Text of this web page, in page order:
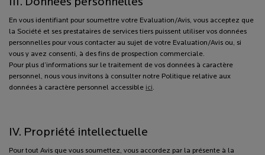
En vous identifiant pour soumettre votre Evaluation/Avis, vous acceptez que
la Société et ses prestataires de services tiers puissent utiliser vos données
personnelles pour vous contacter au sujet de votre Evaluation/Avis ou, si
vous y avez consenti, à des fins de prospection commerciale.
Pour plus d’informations sur le traitement de vos données à caractère
personnel, nous vous invitons à consulter notre Politique relative aux
données à caractère personnel accessible ici.
IV. Propriété intellectuelle
Pour tout Avis que vous soumettez, vous accordez par la présente à la